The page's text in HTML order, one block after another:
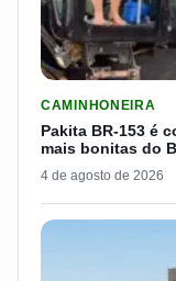
CAMINHONEIRA
Pakita BR-153 é
mais bonitas do
4 de agosto de 2026